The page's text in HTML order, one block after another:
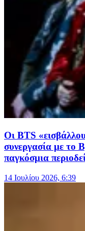
Οι BTS
συνεργασία με το
παγκόσμια
14 Ιουλίου 2026, 6:39